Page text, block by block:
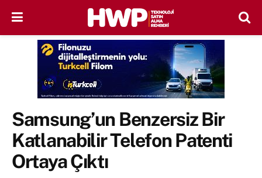
Samsung’un Benzersiz Bir
Katlanabilir Telefon Patenti
Ortaya Çıktı